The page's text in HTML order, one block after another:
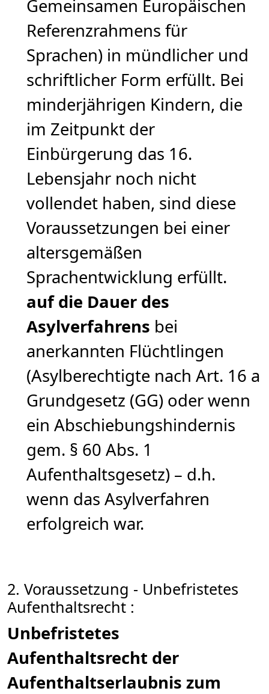
Gemeinsamen Europäischen
Referenzrahmens für
Sprachen) in mündlicher und
schriftlicher Form erfüllt. Bei
minderjährigen Kindern, die
im Zeitpunkt der
Einbürgerung das 16.
Lebensjahr noch nicht
vollendet haben, sind diese
Voraussetzungen bei einer
altersgemäßen
Sprachentwicklung erfüllt.
auf die Dauer des
Asylverfahrens bei
anerkannten Flüchtlingen
(Asylberechtigte nach Art. 16 a
Grundgesetz (GG) oder wenn
ein Abschiebungshindernis
gem. § 60 Abs. 1
Aufenthaltsgesetz) – d.h.
wenn das Asylverfahren
erfolgreich war.
2. Voraussetzung - Unbefristetes
Aufenthaltsrecht :
Unbefristetes
Aufenthaltsrecht der
Aufenthaltserlaubnis zum